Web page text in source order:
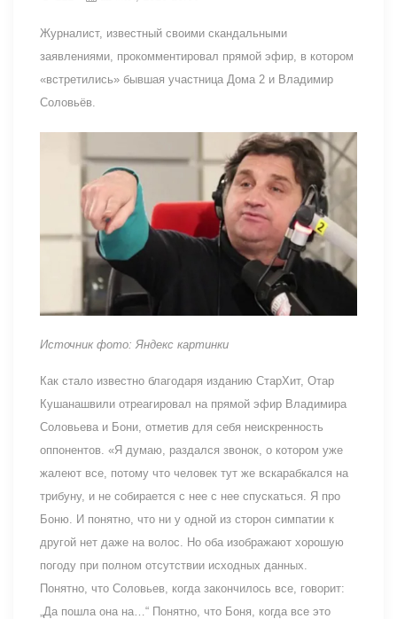
Журналист, известный своими скандальными
заявлениями, прокомментировал прямой эфир, в котором
«встретились» бывшая участница Дома 2 и Владимир
Соловьёв.
Источник фото: Яндекс картинки
Как стало известно благодаря изданию СтарХит, Отар
Кушанашвили отреагировал на прямой эфир Владимира
Соловьева и Бони, отметив для себя неискренность
оппонентов. «Я думаю, раздался звонок, о котором уже
жалеют все, потому что человек тут же вскарабкался на
трибуну, и не собирается с нее с нее спускаться. Я про
Боню. И понятно, что ни у одной из сторон симпатии к
другой нет даже на волос. Но оба изображают хорошую
погоду при полном отсутствии исходных данных.
Понятно, что Соловьев, когда закончилось все, говорит:
„Да пошла она на…“ Понятно, что Боня, когда все это